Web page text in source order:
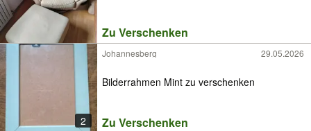
Zu Verschenken
2
Johannesberg 29.05.2026
Bilderrahmen Mint zu verschenken
Zu Verschenken